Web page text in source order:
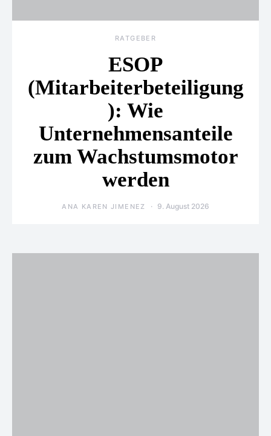
RATGEBER
ESOP
(Mitarbeiterbeteiligung
): Wie
Unternehmensanteile
zum Wachstumsmotor
werden
ANA KAREN JIMENEZ 9. August 2026